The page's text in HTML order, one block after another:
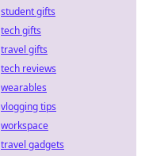
student gifts
tech gifts
travel gifts
tech reviews
wearables
vlogging tips
workspace
travel gadgets